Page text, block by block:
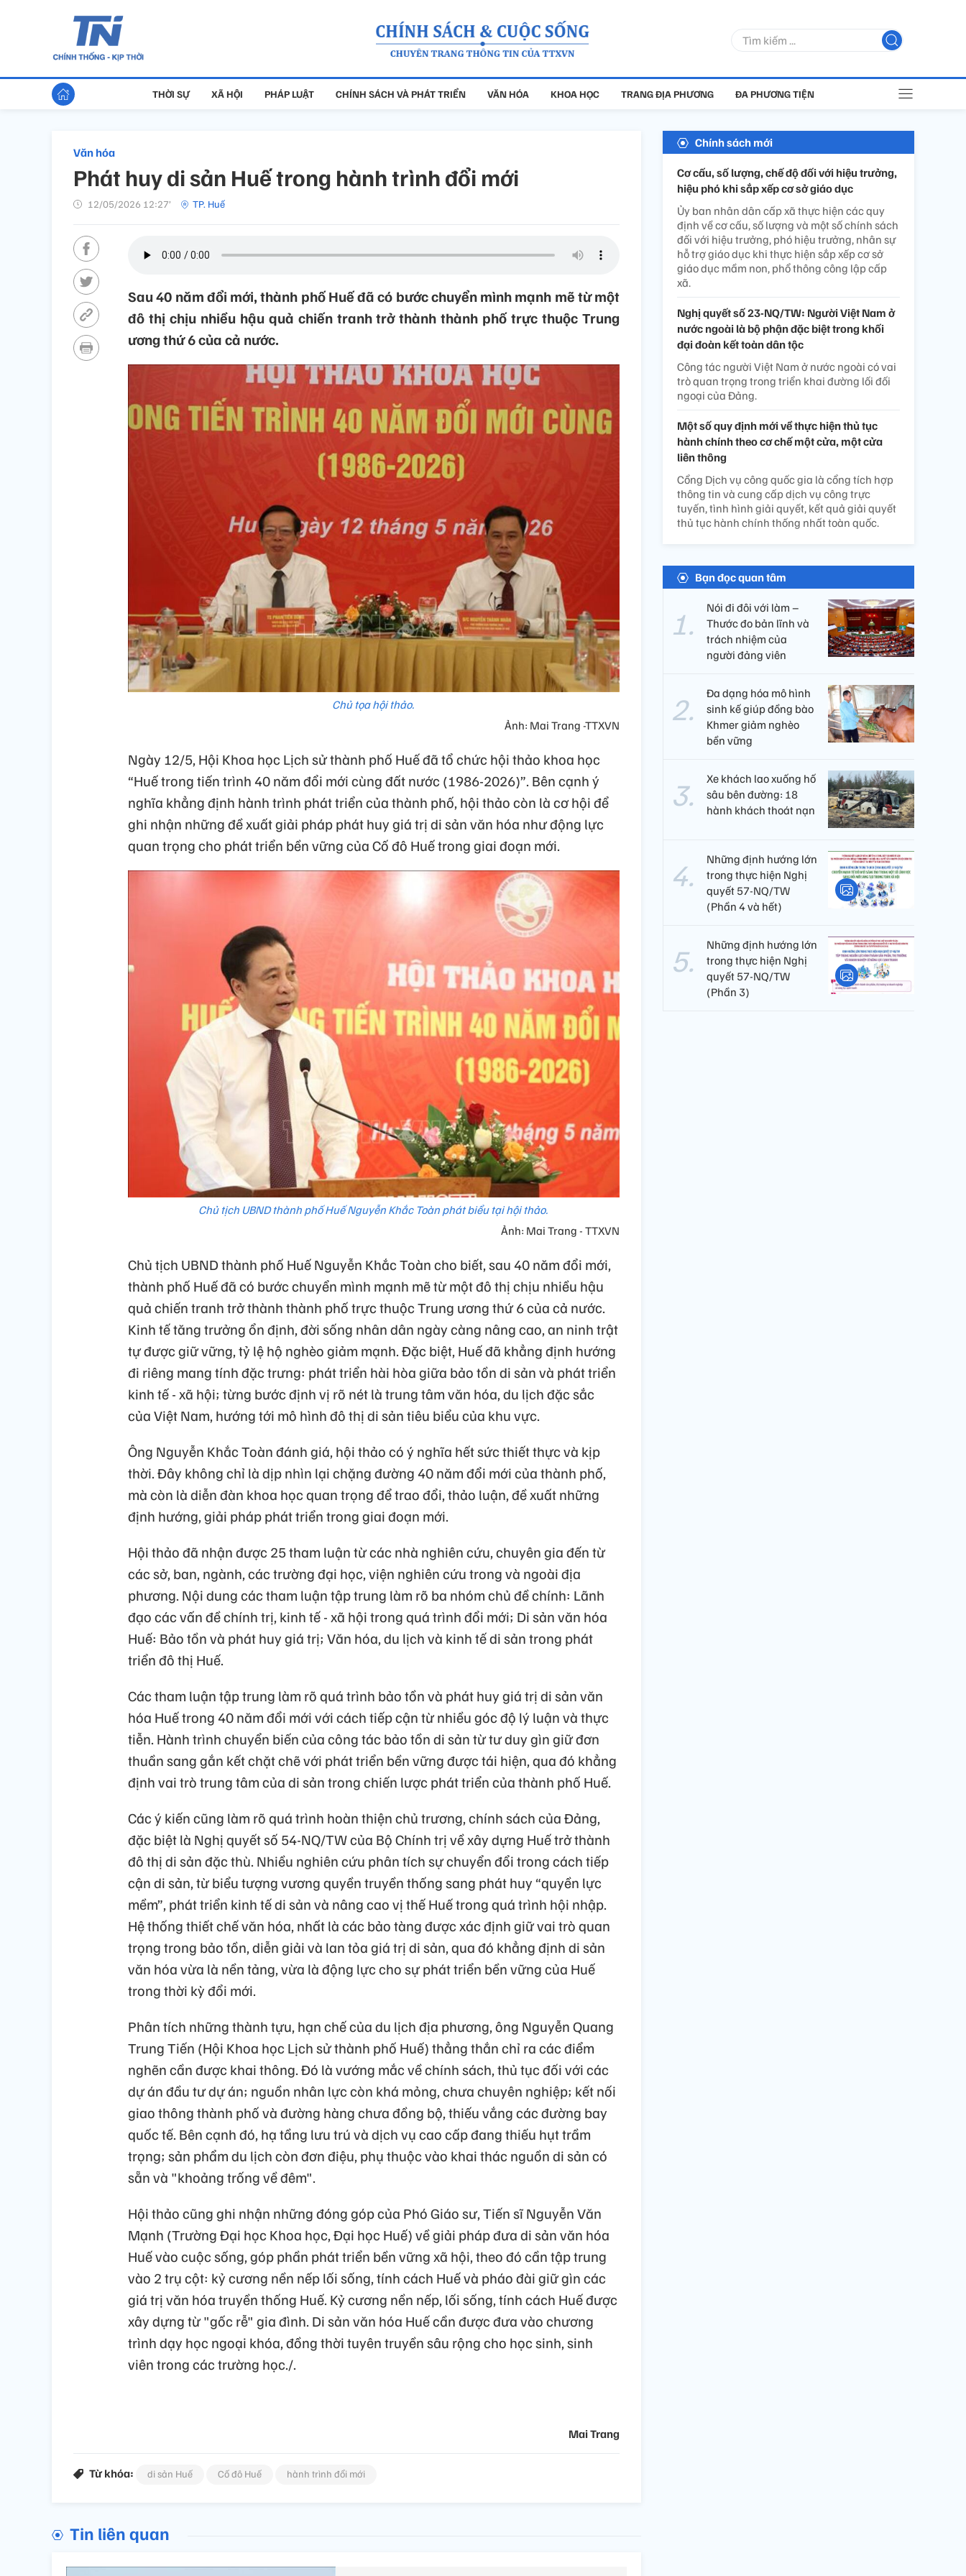
THỜI SỰ XÃ HỘI PHÁP LUẬT CHÍNH SÁCH VÀ PHÁT TRIỂN VĂN HÓA KHOA HỌC TRANG ĐỊA PHƯƠNG ĐA PHƯƠNG TIỆN
Văn hóa
Phát huy di sản Huế trong hành trình đổi mới
12/05/2026 12:27’ TP. Huế
Sau 40 năm đổi mới, thành phố Huế đã có bước chuyển mình mạnh mẽ từ một
đô thị chịu nhiều hậu quả chiến tranh trở thành thành phố trực thuộc Trung
ương thứ 6 của cả nước.
Chủ tọa hội thảo.
Ảnh: Mai Trang -TTXVN
Ngày 12/5, Hội Khoa học Lịch sử thành phố Huế đã tổ chức hội thảo khoa học
“Huế trong tiến trình 40 năm đổi mới cùng đất nước (1986-2026)”. Bên cạnh ý
nghĩa khẳng định hành trình phát triển của thành phố, hội thảo còn là cơ hội để
ghi nhận những đề xuất giải pháp phát huy giá trị di sản văn hóa như động lực
quan trọng cho phát triển bền vững của Cố đô Huế trong giai đoạn mới.
Chủ tịch UBND thành phố Huế Nguyễn Khắc Toàn phát biểu tại hội thảo.
Ảnh: Mai Trang - TTXVN
Chủ tịch UBND thành phố Huế Nguyễn Khắc Toàn cho biết, sau 40 năm đổi mới,
thành phố Huế đã có bước chuyển mình mạnh mẽ từ một đô thị chịu nhiều hậu
quả chiến tranh trở thành thành phố trực thuộc Trung ương thứ 6 của cả nước.
Kinh tế tăng trưởng ổn định, đời sống nhân dân ngày càng nâng cao, an ninh trật
tự được giữ vững, tỷ lệ hộ nghèo giảm mạnh. Đặc biệt, Huế đã khẳng định hướng
đi riêng mang tính đặc trưng: phát triển hài hòa giữa bảo tồn di sản và phát triển
kinh tế - xã hội; từng bước định vị rõ nét là trung tâm văn hóa, du lịch đặc sắc
của Việt Nam, hướng tới mô hình đô thị di sản tiêu biểu của khu vực.
Ông Nguyễn Khắc Toàn đánh giá, hội thảo có ý nghĩa hết sức thiết thực và kịp
thời. Đây không chỉ là dịp nhìn lại chặng đường 40 năm đổi mới của thành phố,
mà còn là diễn đàn khoa học quan trọng để trao đổi, thảo luận, đề xuất những
định hướng, giải pháp phát triển trong giai đoạn mới.
Hội thảo đã nhận được 25 tham luận từ các nhà nghiên cứu, chuyên gia đến từ
các sở, ban, ngành, các trường đại học, viện nghiên cứu trong và ngoài địa
phương. Nội dung các tham luận tập trung làm rõ ba nhóm chủ đề chính: Lãnh
đạo các vấn đề chính trị, kinh tế - xã hội trong quá trình đổi mới; Di sản văn hóa
Huế: Bảo tồn và phát huy giá trị; Văn hóa, du lịch và kinh tế di sản trong phát
triển đô thị Huế.
Các tham luận tập trung làm rõ quá trình bảo tồn và phát huy giá trị di sản văn
hóa Huế trong 40 năm đổi mới với cách tiếp cận từ nhiều góc độ lý luận và thực
tiễn. Hành trình chuyển biến của công tác bảo tồn di sản từ tư duy gìn giữ đơn
thuần sang gắn kết chặt chẽ với phát triển bền vững được tái hiện, qua đó khẳng
định vai trò trung tâm của di sản trong chiến lược phát triển của thành phố Huế.
Các ý kiến cũng làm rõ quá trình hoàn thiện chủ trương, chính sách của Đảng,
đặc biệt là Nghị quyết số 54-NQ/TW của Bộ Chính trị về xây dựng Huế trở thành
đô thị di sản đặc thù. Nhiều nghiên cứu phân tích sự chuyển đổi trong cách tiếp
cận di sản, từ biểu tượng vương quyền truyền thống sang phát huy “quyền lực
mềm”, phát triển kinh tế di sản và nâng cao vị thế Huế trong quá trình hội nhập.
Hệ thống thiết chế văn hóa, nhất là các bảo tàng được xác định giữ vai trò quan
trọng trong bảo tồn, diễn giải và lan tỏa giá trị di sản, qua đó khẳng định di sản
văn hóa vừa là nền tảng, vừa là động lực cho sự phát triển bền vững của Huế
trong thời kỳ đổi mới.
Phân tích những thành tựu, hạn chế của du lịch địa phương, ông Nguyễn Quang
Trung Tiến (Hội Khoa học Lịch sử thành phố Huế) thẳng thắn chỉ ra các điểm
nghẽn cần được khai thông. Đó là vướng mắc về chính sách, thủ tục đối với các
dự án đầu tư dự án; nguồn nhân lực còn khá mỏng, chưa chuyên nghiệp; kết nối
giao thông thành phố và đường hàng chưa đồng bộ, thiếu vắng các đường bay
quốc tế. Bên cạnh đó, hạ tầng lưu trú và dịch vụ cao cấp đang thiếu hụt trầm
trọng; sản phẩm du lịch còn đơn điệu, phụ thuộc vào khai thác nguồn di sản có
sẵn và "khoảng trống về đêm".
Hội thảo cũng ghi nhận những đóng góp của Phó Giáo sư, Tiến sĩ Nguyễn Văn
Mạnh (Trường Đại học Khoa học, Đại học Huế) về giải pháp đưa di sản văn hóa
Huế vào cuộc sống, góp phần phát triển bền vững xã hội, theo đó cần tập trung
vào 2 trụ cột: kỷ cương nền nếp lối sống, tính cách Huế và pháo đài giữ gìn các
giá trị văn hóa truyền thống Huế. Kỷ cương nền nếp, lối sống, tính cách Huế được
xây dựng từ "gốc rễ" gia đình. Di sản văn hóa Huế cần được đưa vào chương
trình dạy học ngoại khóa, đồng thời tuyên truyền sâu rộng cho học sinh, sinh
viên trong các trường học./.
Mai Trang
Từ khóa: di sản Huế Cố đô Huế hành trình đổi mới
Tin liên quan
Chính sách mới
Cơ cấu, số lượng, chế độ đối với hiệu trưởng,
hiệu phó khi sắp xếp cơ sở giáo dục
Ủy ban nhân dân cấp xã thực hiện các quy
định về cơ cấu, số lượng và một số chính sách
đối với hiệu trưởng, phó hiệu trưởng, nhân sự
hỗ trợ giáo dục khi thực hiện sắp xếp cơ sở
giáo dục mầm non, phổ thông công lập cấp
xã.
Nghị quyết số 23-NQ/TW: Người Việt Nam ở
nước ngoài là bộ phận đặc biệt trong khối
đại đoàn kết toàn dân tộc
Công tác người Việt Nam ở nước ngoài có vai
trò quan trọng trong triển khai đường lối đối
ngoại của Đảng.
Một số quy định mới về thực hiện thủ tục
hành chính theo cơ chế một cửa, một cửa
liên thông
Cổng Dịch vụ công quốc gia là cổng tích hợp
thông tin và cung cấp dịch vụ công trực
tuyến, tình hình giải quyết, kết quả giải quyết
thủ tục hành chính thống nhất toàn quốc.
Bạn đọc quan tâm
Nói đi đôi với làm –
Thước đo bản lĩnh và
trách nhiệm của
người đảng viên​
Đa dạng hóa mô hình
sinh kế giúp đồng bào
Khmer giảm nghèo
bền vững
Xe khách lao xuống hố
sâu bên đường: 18
hành khách thoát nạn
Những định hướng lớn
trong thực hiện Nghị
quyết 57-NQ/TW
(Phần 4 và hết)
Những định hướng lớn
trong thực hiện Nghị
quyết 57-NQ/TW
(Phần 3)